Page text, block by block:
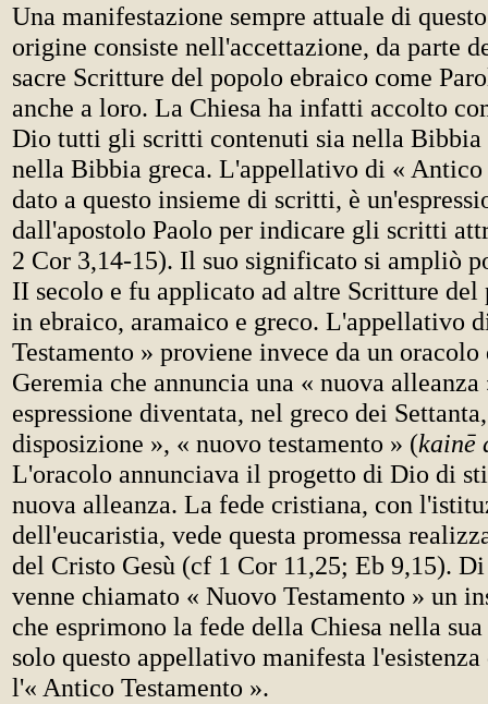
Una manifestazione sempre attuale di
origine consiste nell'accettazione, da parte
sacre Scritture del popolo ebraico come
anche a loro. La Chiesa ha infatti accolto
Dio tutti gli scritti contenuti sia nella Bibbia
nella Bibbia greca. L'appellativo di « Antico
dato a questo insieme di scritti, è
dall'apostolo Paolo per indicare gli scritti
2 Cor 3,14-15). Il suo significato si ampliò
II secolo e fu applicato ad altre Scritture del
in ebraico, aramaico e greco. L'appellativo
Testamento » proviene invece da un
Geremia che annuncia una « nuova
espressione diventata, nel greco dei
disposizione », « nuovo testamento » (kainē
L'oracolo annunciava il progetto di Dio di
nuova alleanza. La fede cristiana, con
dell'eucaristia, vede questa promessa
del Cristo Gesù (cf 1 Cor 11,25; Eb 9,15). Di
venne chiamato « Nuovo Testamento » un
che esprimono la fede della Chiesa nella
solo questo appellativo manifesta
l'« Antico Testamento ».